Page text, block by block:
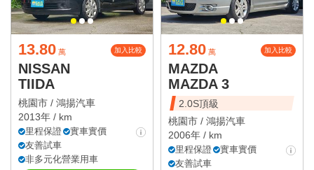
13.80 萬 加入比較
NISSAN
TIIDA
桃園市 / 鴻揚汽車
2013年 / km
里程保證
實車實價
友善試車
非多元化營業用車
12.80 萬 加入比較
MAZDA
MAZDA 3
2.0S頂級
桃園市 / 鴻揚汽車
2006年 / km
里程保證
實車實價
友善試車